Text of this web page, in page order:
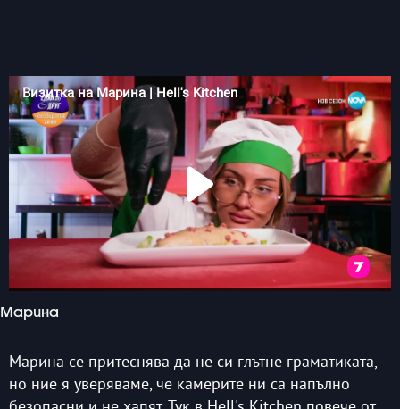
Марина
Марина се притеснява да не си глътне граматиката,
но ние я уверяваме, че камерите ни са напълно